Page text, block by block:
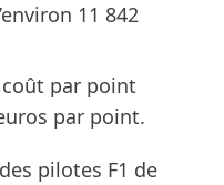
11 842
coût par point
par point.
pilotes F1 de